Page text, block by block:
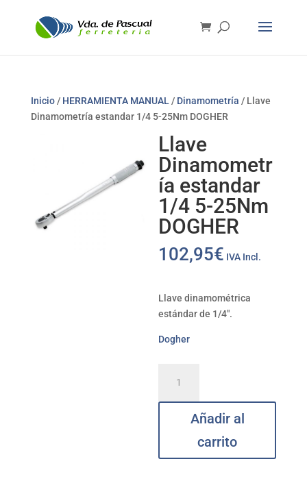
Inicio/ HERRAMIENTA MANUAL / Dinamometría / Llave
Dinamometría estandar 1/4 5-25Nm DOGHER
Llave
Dinamometr
ía estandar
1/4 5-25Nm
DOGHER
102,95€ IVA Incl.
Llave dinamométrica
estándar de 1/4″.
Dogher
Dinamometría
estandar
Añadir al
carrito